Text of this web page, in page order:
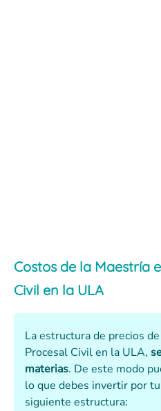
Costos de la Maestría
Civil en la ULA
La estructura de precios
Procesal Civil en la ULA,
materias. De este modo
lo que debes invertir por
siguiente estructura: